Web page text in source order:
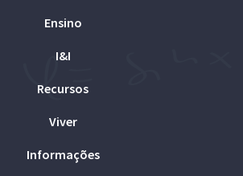
Ensino
I&I
Recursos
Viver
Informações